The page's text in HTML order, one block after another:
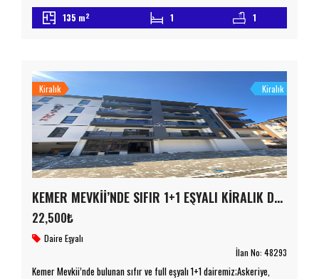
merkezi bir konumdadır. Toplu taşıma ve şehir içi ulaşım açısından
herhangi bir ulaşım sorunu bulunmamaktadır.
Daire Özellikleri: 3+1
135 m2 1 1
Kiralık Kiralık
KEMER MEVKİİ’NDE SIFIR 1+1 EŞYALI KİRALIK DAİRE
22,500₺
Daire Eşyalı
İlan No: 48293
Kemer Mevkii’nde bulunan sıfır ve full eşyalı 1+1 dairemiz;Askeriye,